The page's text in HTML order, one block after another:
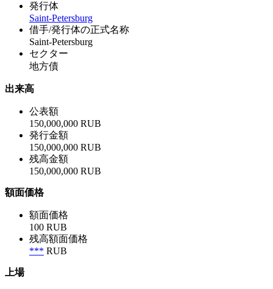
発行体
Saint-Petersburg
借手/発行体の正式名称
Saint-Petersburg
セクター
地方債
出来高
公表額
150,000,000 RUB
発行金額
150,000,000 RUB
残高金額
150,000,000 RUB
額面価格
額面価格
100 RUB
残高額面価格
*** RUB
上場